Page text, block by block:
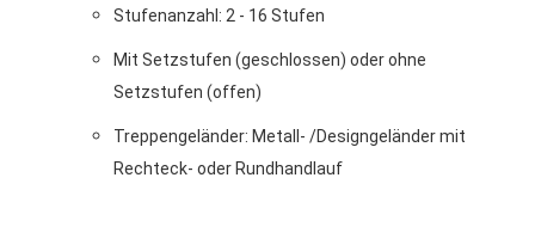
Stufenanzahl: 2 - 16 Stufen
Mit Setzstufen (geschlossen) oder ohne
Setzstufen (offen)
Treppengeländer: Metall- /Designgeländer mit
Rechteck- oder Rundhandlauf